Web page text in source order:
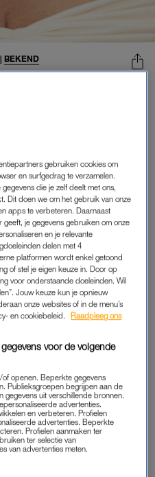
HET NOG TE
MOEDER UIT
HET GEVOEL
ME WAAKT'
BEKEND
bij het gemis van
vanOpen Casa
waarom zij de as van
heeft uitgestrooid en hoe
in mijn slaapkamer”, zegt
Casauit dat ze altijd had
maar dat het nu te vroeg
mij waakt”, vertelt ze aan
overleed op 18 mei 2021
aan het strand wilde wonen.
aan de duinen, en dat voelt
gebruiken cookies om
en surfgedrag te verzamelen.
die je zelf deelt met ons,
Dit doen we om het gebruik van onze
apps te verbeteren. Daarnaast
geeft, je gegevens gebruiken om onze
en je relevante
delen met 4
platformen wordt enkel getoond
of stel je eigen keuze in. Door op
voor onderstaande doeleinden. Wil
Jouw keuze kun je opnieuw
onze websites of in de menu’s
en cookiebeleid.
Raadpleeg ons
voor de volgende
openen. Beperkte gegevens
Publieksgroepen begrijpen aan de
gegevens uit verschillende bronnen.
advertenties.
en verbeteren. Profielen
advertenties. Beperkte
Profielen aanmaken ter
ter selectie van
van advertenties meten.